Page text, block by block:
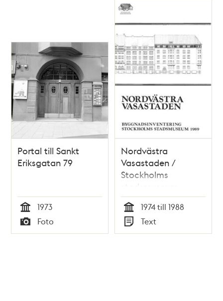
Portal till Sankt
Eriksgatan 79
Tid
1973
Typ
Foto
Nordvästra
Vasastaden /
Stockholms
stadsmuseum
Tid
1974 till 1988
Typ
Text